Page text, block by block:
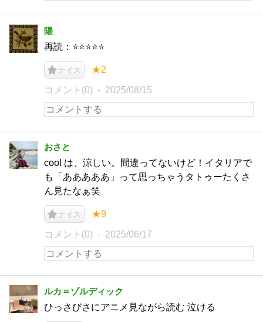
陽
再読：⭐️⭐️⭐️⭐️⭐️
ナイス ★2
コメント(0) 2025/08/15
おさと
cool は、涼しい。間違ってないけど！イタリアで
も「あああああ」って思っちゃうタトゥーたくさ
ん見たなぁ笑
ナイス ★9
コメント(0) 2025/06/17
ルカ＝ゾルディック
ひっさびさにアニメ見ながら読む 泣ける